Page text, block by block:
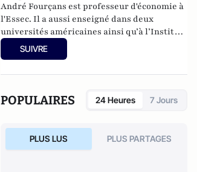
André Fourçans est professeur d'économie à
l'Essec. Il a aussi enseigné dans deux
universités américaines ainsi qu’à l’Institut
d’études politiques de Paris.
de la prospérité - l’économie expliquée à ma
fille 2,Seuil, 2011.
SUIVRE
POPULAIRES 24 Heures 7 Jours
PLUS LUS PLUS PARTAGES